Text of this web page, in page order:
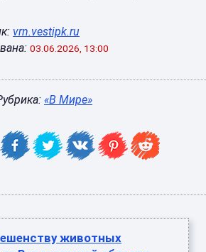
vrn.vestipk.ru
03.06.2026, 13:00
«В Мире»
животных